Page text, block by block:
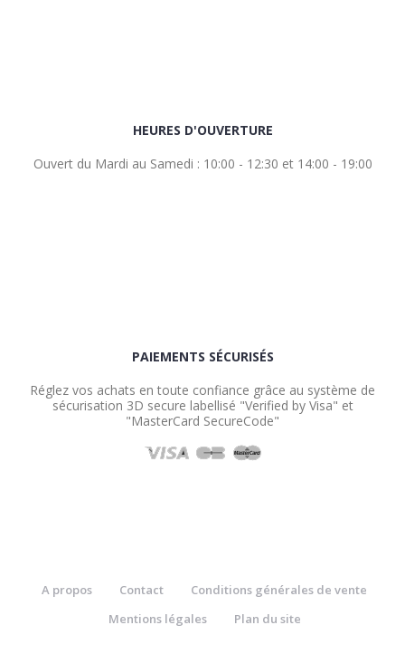
HEURES D'OUVERTURE
Ouvert du Mardi au Samedi : 10:00 - 12:30 et 14:00 - 19:00
PAIEMENTS SÉCURISÉS
Réglez vos achats en toute confiance grâce au système de
sécurisation 3D secure labellisé "Verified by Visa" et
"MasterCard SecureCode"
A propos Contact
Conditions générales de vente
Mentions légales
Plan du site